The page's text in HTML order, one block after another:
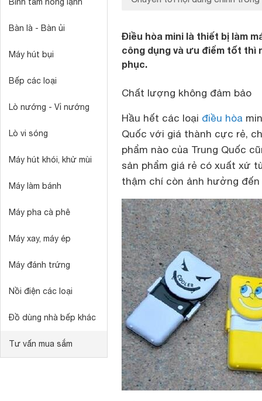
Bàn là - Bàn ủi
Máy hút bụi
Bếp các loại
Lò nướng - Vỉ nướng
Lò vi sóng
Máy hút khói, khử mùi
Máy làm bánh
Máy pha cà phê
Máy xay, máy ép
Máy đánh trứng
Nồi điện các loại
Đồ dùng nhà bếp khác
Tư vấn mua sắm
Điều hòa mini là thiết bị làm
công dụng và ưu điểm tốt thì
phục.
Chất lượng không đảm bảo
Hầu hết các loại điều hòa
Quốc với giá thành cực rẻ,
phẩm nào của Trung Quốc
sản phẩm giá rẻ có xuất xứ
thậm chí còn ảnh hưởng